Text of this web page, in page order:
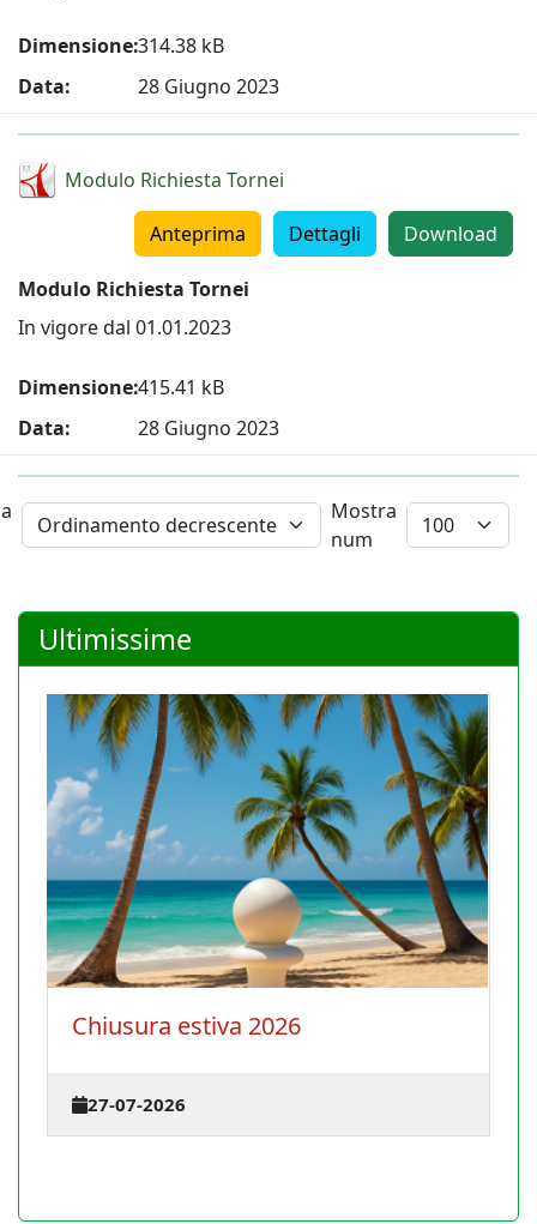
Dimensione:314.38 kB
Data:
28 Giugno 2023
Modulo Richiesta Tornei
Download
Dettagli
Anteprima
Modulo Richiesta Tornei
In vigore dal 01.01.2023
Dimensione:415.41 kB
Data:
28 Giugno 2023
Mostra
num
Ultimissime
Chiusura estiva 2026
27-07-2026